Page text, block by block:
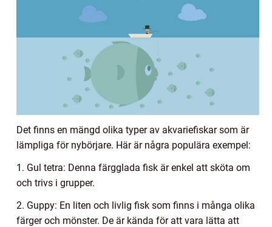
Det finns en mängd olika typer av akvariefiskar som är
lämpliga för nybörjare. Här är några populära exempel:
1. Gul tetra: Denna färgglada fisk är enkel att sköta om
och trivs i grupper.
2. Guppy: En liten och livlig fisk som finns i många olika
färger och mönster. De är kända för att vara lätta att